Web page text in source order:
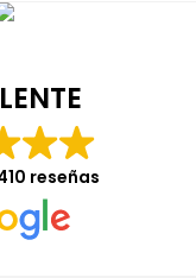
reseñas